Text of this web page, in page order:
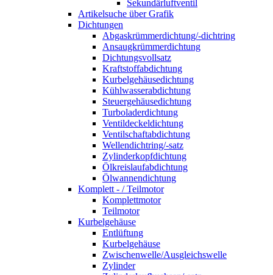
Sekundärluftventil
Artikelsuche über Grafik
Dichtungen
Abgaskrümmerdichtung/-dichtring
Ansaugkrümmerdichtung
Dichtungsvollsatz
Kraftstoffabdichtung
Kurbelgehäusedichtung
Kühlwasserabdichtung
Steuergehäusedichtung
Turboladerdichtung
Ventildeckeldichtung
Ventilschaftabdichtung
Wellendichtring/-satz
Zylinderkopfdichtung
Ölkreislaufabdichtung
Ölwannendichtung
Komplett - / Teilmotor
Komplettmotor
Teilmotor
Kurbelgehäuse
Entlüftung
Kurbelgehäuse
Zwischenwelle/Ausgleichswelle
Zylinder